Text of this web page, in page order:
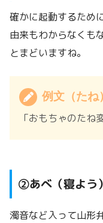
確かに起動するため
由来もわからなくも
とまどいますね。
例文（たね）
「おもちゃのたね
②あべ（寝よう）
濁音など入って山形